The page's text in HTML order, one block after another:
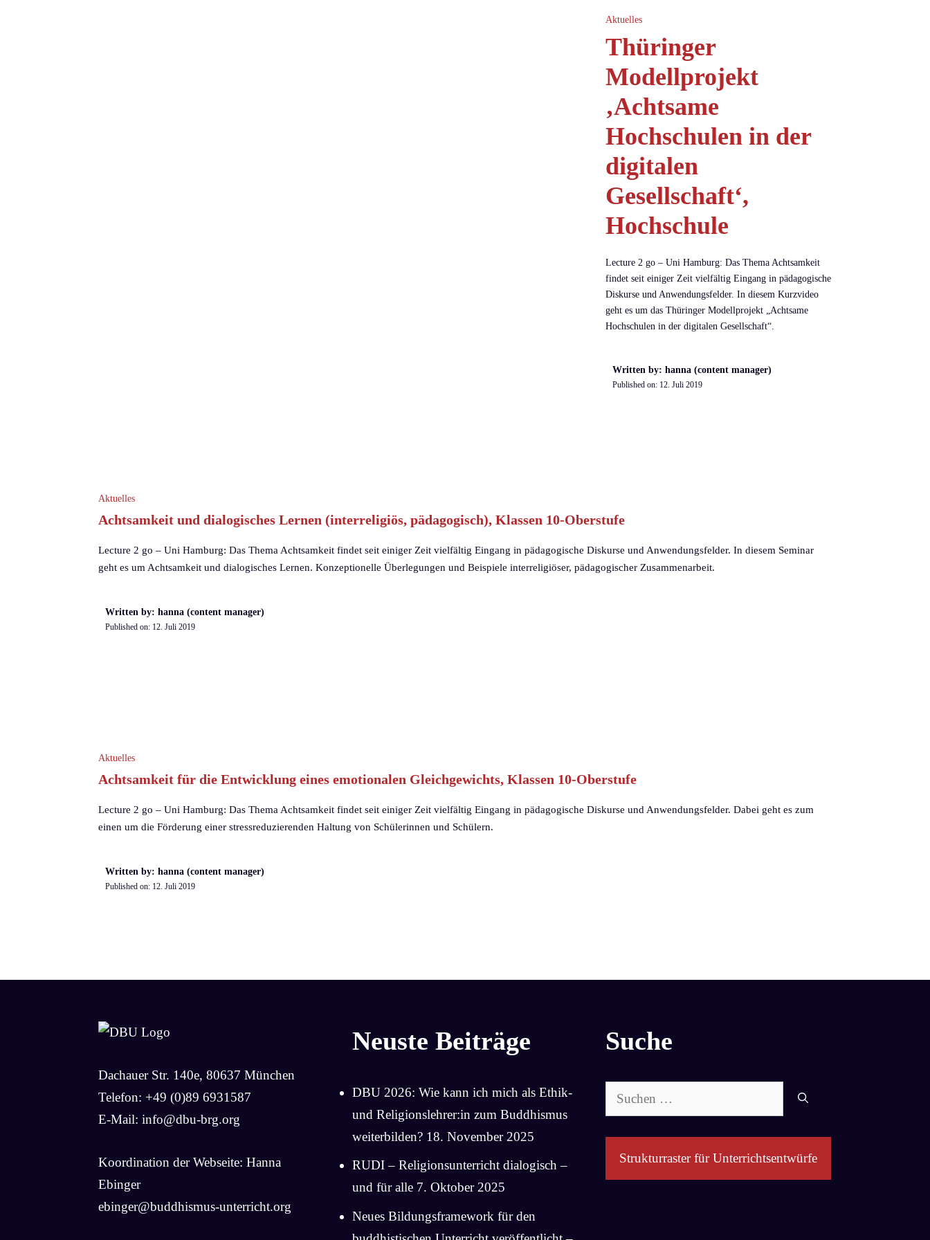
Aktuelles
Thüringer
Modellprojekt
‚Achtsame
Hochschulen in der
digitalen
Gesellschaft‘,
Hochschule
Lecture 2 go – Uni Hamburg: Das Thema Achtsamkeit
findet seit einiger Zeit vielfältig Eingang in pädagogische
Diskurse und Anwendungsfelder. In diesem Kurzvideo
geht es um das Thüringer Modellprojekt „Achtsame
Hochschulen in der digitalen Gesellschaft“.
Written by: hanna (content manager)
Published on: 12. Juli 2019
Aktuelles
Achtsamkeit und dialogisches Lernen (interreligiös, pädagogisch), Klassen 10-Oberstufe
Lecture 2 go – Uni Hamburg: Das Thema Achtsamkeit findet seit einiger Zeit vielfältig Eingang in pädagogische Diskurse und Anwendungsfelder. In diesem Seminar
geht es um Achtsamkeit und dialogisches Lernen. Konzeptionelle Überlegungen und Beispiele interreligiöser, pädagogischer Zusammenarbeit.
Written by: hanna (content manager)
Published on: 12. Juli 2019
Aktuelles
Achtsamkeit für die Entwicklung eines emotionalen Gleichgewichts, Klassen 10-Oberstufe
Lecture 2 go – Uni Hamburg: Das Thema Achtsamkeit findet seit einiger Zeit vielfältig Eingang in pädagogische Diskurse und Anwendungsfelder. Dabei geht es zum
einen um die Förderung einer stressreduzierenden Haltung von Schülerinnen und Schülern.
Written by: hanna (content manager)
Published on: 12. Juli 2019
Dachauer Str. 140e, 80637 München
Telefon: +49 (0)89 6931587
E-Mail: info@dbu-brg.org
Koordination der Webseite: Hanna
Ebinger
ebinger@buddhismus-unterricht.org
Neuste Beiträge
DBU 2026: Wie kann ich mich als Ethik-
und Religionslehrer:in zum Buddhismus
weiterbilden? 18. November 2025
RUDI – Religionsunterricht dialogisch –
und für alle 7. Oktober 2025
Neues Bildungsframework für den
Suche
Suchen
nach:
Strukturraster für Unterrichtsentwürfe